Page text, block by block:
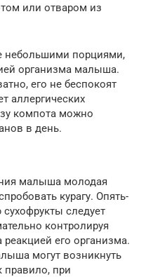
или отваром из
небольшими порциями,
организма малыша.
его не беспокоят
аллергических
компота можно
в день.
малыша молодая
курагу. Опять-
следует
контролируя
его организма.
могут возникнуть
правило, при